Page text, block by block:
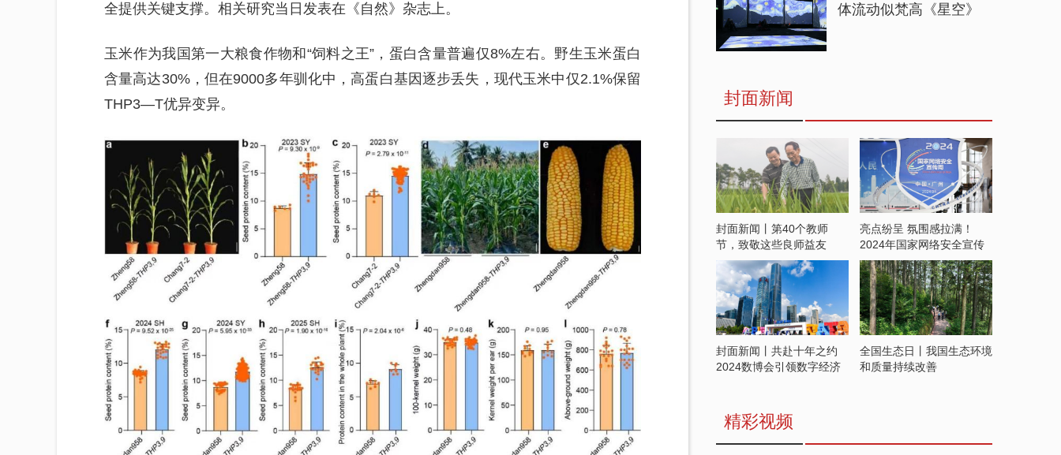
全提供关键支撑。相关研究当日发表在《自然》杂志上。
玉米作为我国第一大粮食作物和“饲料之王”，蛋白含量普遍仅8%左右。野生玉米蛋白
含量高达30%，但在9000多年驯化中，高蛋白基因逐步丢失，现代玉米中仅2.1%保留
THP3—T优异变异。
体流动似梵高《星空》
封面新闻
封面新闻丨第40个教师
节，致敬这些良师益友
亮点纷呈 氛围感拉满！
2024年国家网络安全宣传
周开启
封面新闻丨共赴十年之约
2024数博会引领数字经济
全国生态日丨我国生态环境
和质量持续改善
精彩视频